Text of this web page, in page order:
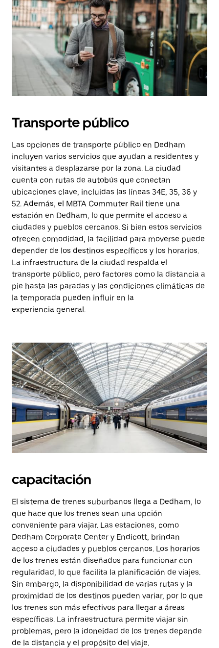
Transporte público
Las opciones de transporte público en Dedham
incluyen varios servicios que ayudan a residentes y
visitantes a desplazarse por la zona. La ciudad
cuenta con rutas de autobús que conectan
ubicaciones clave, incluidas las líneas 34E, 35, 36 y
52. Además, el MBTA Commuter Rail tiene una
estación en Dedham, lo que permite el acceso a
ciudades y pueblos cercanos. Si bien estos servicios
ofrecen comodidad, la facilidad para moverse puede
depender de los destinos específicos y los horarios.
La infraestructura de la ciudad respalda el
transporte público, pero factores como la distancia a
pie hasta las paradas y las condiciones climáticas de
la temporada pueden influir en la
experiencia general.
capacitación
El sistema de trenes suburbanos llega a Dedham, lo
que hace que los trenes sean una opción
conveniente para viajar. Las estaciones, como
Dedham Corporate Center y Endicott, brindan
acceso a ciudades y pueblos cercanos. Los horarios
de los trenes están diseñados para funcionar con
regularidad, lo que facilita la planificación de viajes.
Sin embargo, la disponibilidad de varias rutas y la
proximidad de los destinos pueden variar, por lo que
los trenes son más efectivos para llegar a áreas
específicas. La infraestructura permite viajar sin
problemas, pero la idoneidad de los trenes depende
de la distancia y el propósito del viaje.